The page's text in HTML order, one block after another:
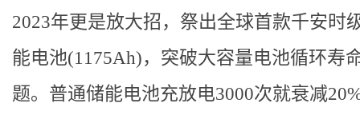
2023年更是放大招，祭出全球首款千安时
能电池(1175Ah)，突破大容量电池循环寿
题。普通储能电池充放电3000次就衰减